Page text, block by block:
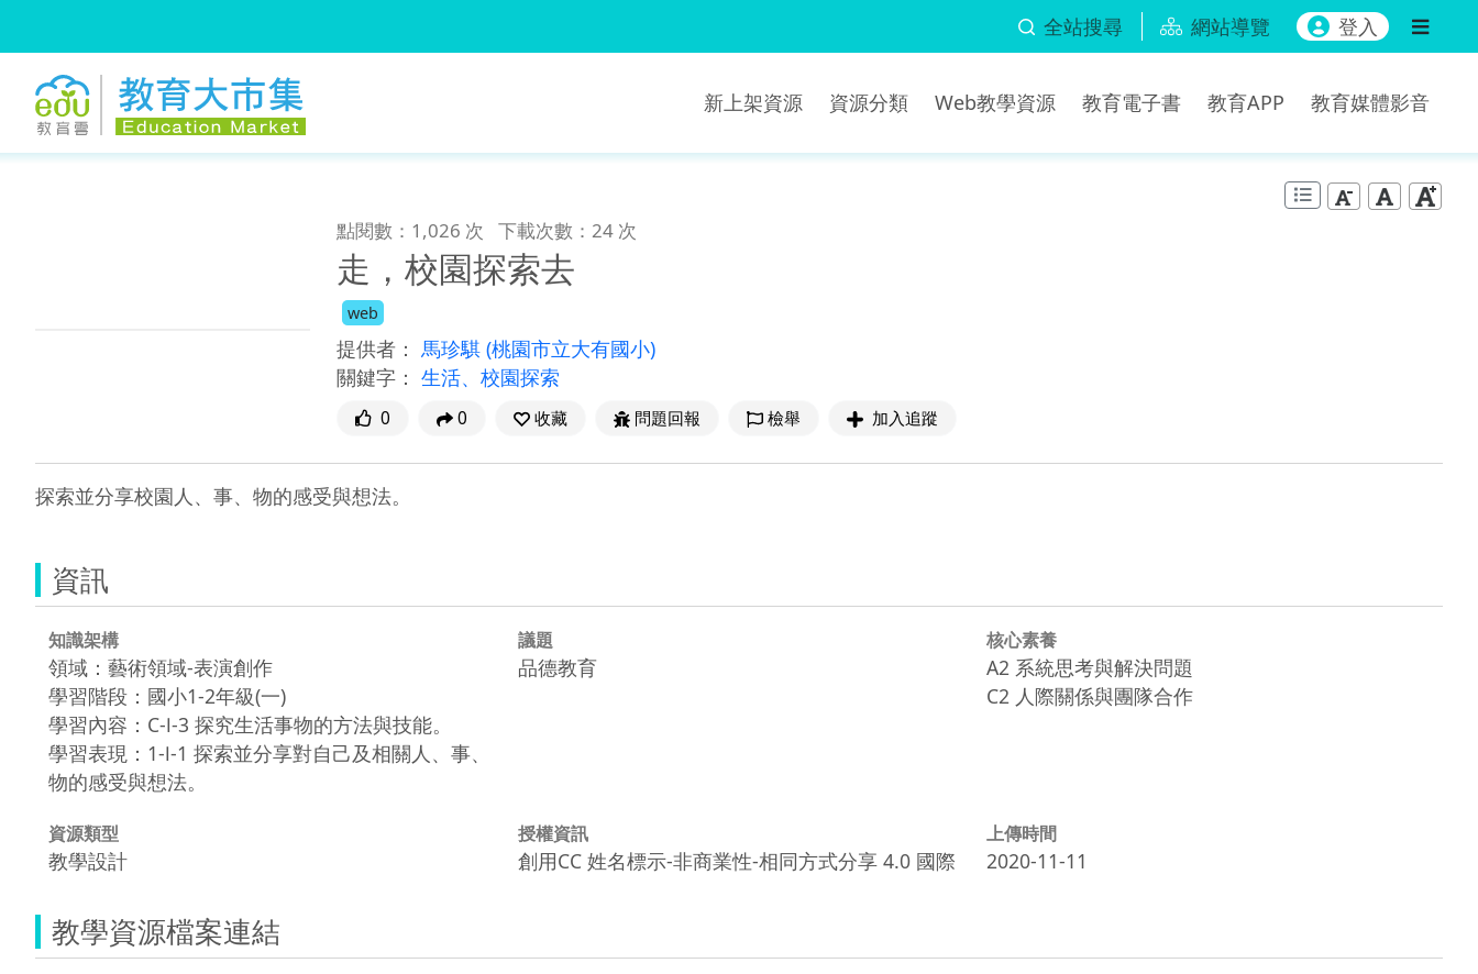
全站搜尋 網站導覽 登入
新上架資源 資源分類 Web教學資源 教育電子書 教育APP 教育媒體影音
點閱數：1,026 次 下載次數：24 次
走，校園探索去
web
提供者： 馬珍騏 (桃園市立大有國小)
關鍵字： 生活、校園探索
0 0 收藏 問題回報 檢舉 加入追蹤
探索並分享校園人、事、物的感受與想法。
資訊
知識架構
領域：藝術領域-表演創作
學習階段：國小1-2年級(一)
學習內容：C-Ⅰ-3 探究生活事物的方法與技能。
學習表現：1-Ⅰ-1 探索並分享對自己及相關人、事、
物的感受與想法。
議題
品德教育
核心素養
A2 系統思考與解決問題
C2 人際關係與團隊合作
資源類型
教學設計
授權資訊
創用CC 姓名標示-非商業性-相同方式分享 4.0 國際
上傳時間
2020-11-11
教學資源檔案連結